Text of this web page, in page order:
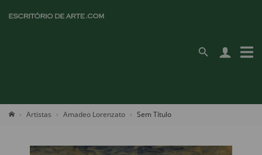
Artistas Amadeo Lorenzato Sem Título